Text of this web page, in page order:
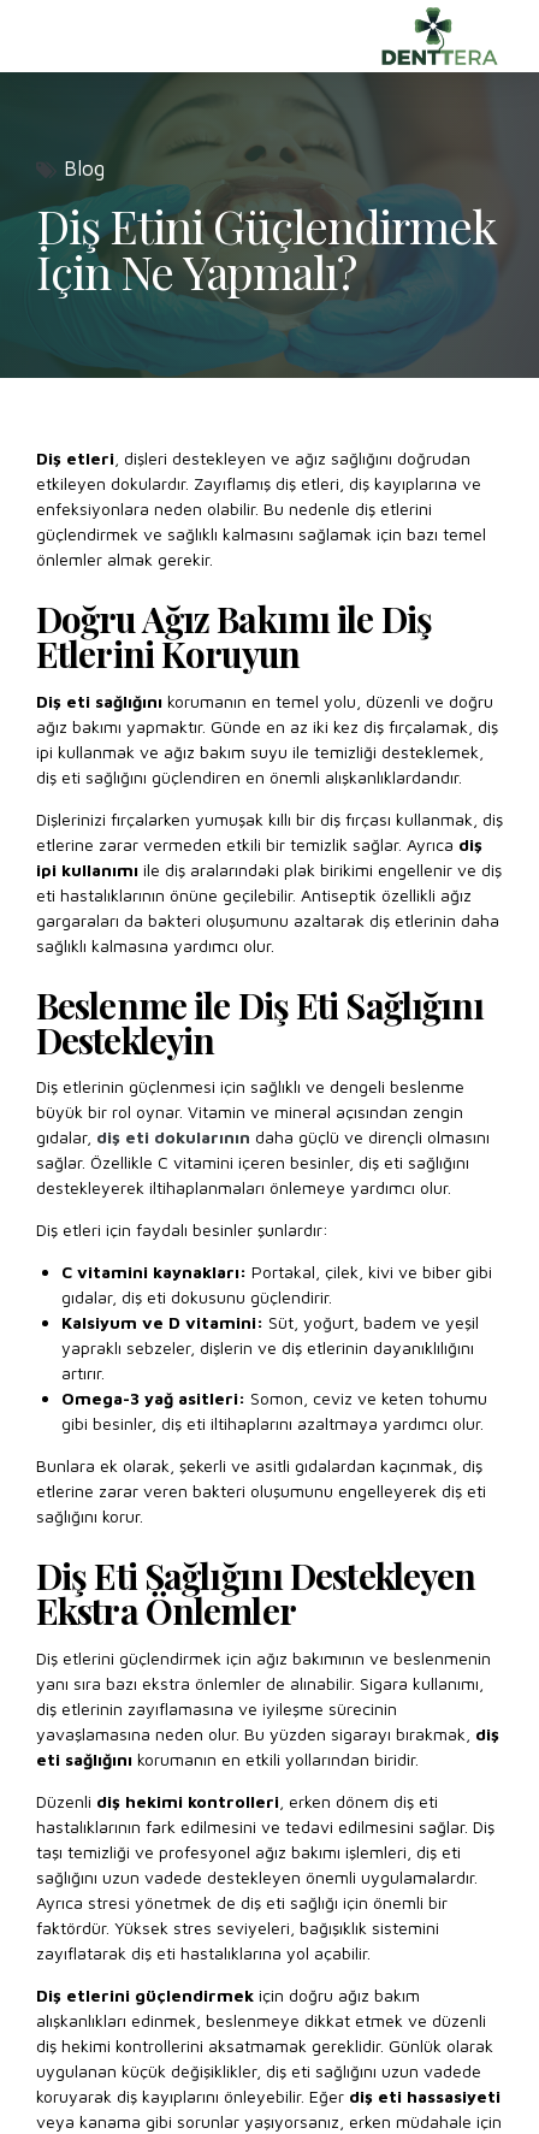
Blog
Diş Etini Güçlendirmek
İçin Ne Yapmalı?
Diş etleri , dişleri destekleyen ve ağız sağlığını doğrudan
etkileyen dokulardır. Zayıflamış diş etleri, diş kayıplarına ve
enfeksiyonlara neden olabilir. Bu nedenle diş etlerini
güçlendirmek ve sağlıklı kalmasını sağlamak için bazı temel
önlemler almak gerekir.
Doğru Ağız Bakımı ile Diş
Etlerini Koruyun
Diş eti sağlığını korumanın en temel yolu, düzenli ve doğru
ağız bakımı yapmaktır. Günde en az iki kez diş fırçalamak, diş
ipi kullanmak ve ağız bakım suyu ile temizliği desteklemek,
diş eti sağlığını güçlendiren en önemli alışkanlıklardandır.
Dişlerinizi fırçalarken yumuşak kıllı bir diş fırçası kullanmak, diş
etlerine zarar vermeden etkili bir temizlik sağlar. Ayrıca diş
ipi kullanımı ile diş aralarındaki plak birikimi engellenir ve diş
eti hastalıklarının önüne geçilebilir. Antiseptik özellikli ağız
gargaraları da bakteri oluşumunu azaltarak diş etlerinin daha
sağlıklı kalmasına yardımcı olur.
Beslenme ile Diş Eti Sağlığını
Destekleyin
Diş etlerinin güçlenmesi için sağlıklı ve dengeli beslenme
büyük bir rol oynar. Vitamin ve mineral açısından zengin
gıdalar, diş eti dokularının daha güçlü ve dirençli olmasını
sağlar. Özellikle C vitamini içeren besinler, diş eti sağlığını
destekleyerek iltihaplanmaları önlemeye yardımcı olur.
Diş etleri için faydalı besinler şunlardır:
C vitamini kaynakları: Portakal, çilek, kivi ve biber gibi
gıdalar, diş eti dokusunu güçlendirir.
Kalsiyum ve D vitamini: Süt, yoğurt, badem ve yeşil
yapraklı sebzeler, dişlerin ve diş etlerinin dayanıklılığını
artırır.
Omega-3 yağ asitleri: Somon, ceviz ve keten tohumu
gibi besinler, diş eti iltihaplarını azaltmaya yardımcı olur.
Bunlara ek olarak, şekerli ve asitli gıdalardan kaçınmak, diş
etlerine zarar veren bakteri oluşumunu engelleyerek diş eti
sağlığını korur.
Diş Eti Sağlığını Destekleyen
Ekstra Önlemler
Diş etlerini güçlendirmek için ağız bakımının ve beslenmenin
yanı sıra bazı ekstra önlemler de alınabilir. Sigara kullanımı,
diş etlerinin zayıflamasına ve iyileşme sürecinin
yavaşlamasına neden olur. Bu yüzden sigarayı bırakmak, diş
eti sağlığını korumanın en etkili yollarından biridir.
Düzenli diş hekimi kontrolleri , erken dönem diş eti
hastalıklarının fark edilmesini ve tedavi edilmesini sağlar. Diş
taşı temizliği ve profesyonel ağız bakımı işlemleri, diş eti
sağlığını uzun vadede destekleyen önemli uygulamalardır.
Ayrıca stresi yönetmek de diş eti sağlığı için önemli bir
faktördür. Yüksek stres seviyeleri, bağışıklık sistemini
zayıflatarak diş eti hastalıklarına yol açabilir.
Diş etlerini güçlendirmek için doğru ağız bakım
alışkanlıkları edinmek, beslenmeye dikkat etmek ve düzenli
diş hekimi kontrollerini aksatmamak gereklidir. Günlük olarak
uygulanan küçük değişiklikler, diş eti sağlığını uzun vadede
koruyarak diş kayıplarını önleyebilir. Eğer diş eti hassasiyeti
veya kanama gibi sorunlar yaşıyorsanız, erken müdahale için